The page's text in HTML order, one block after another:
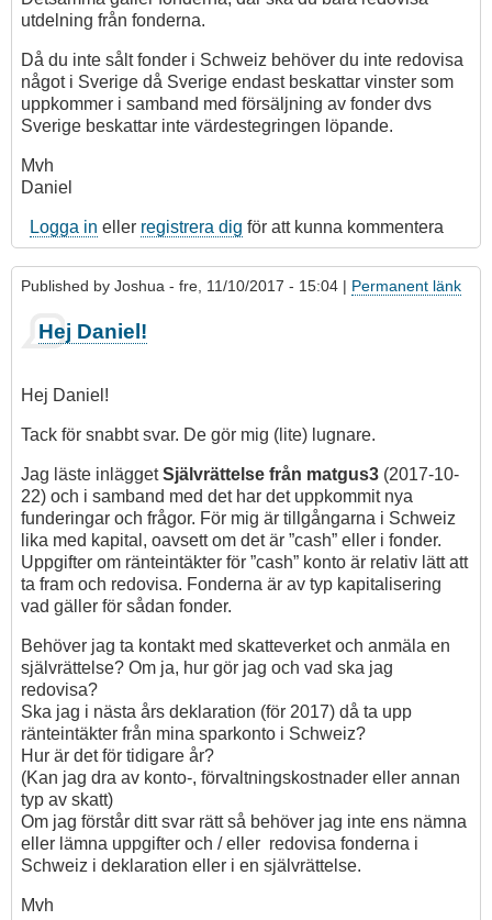
utdelning från fonderna.
Då du inte sålt fonder i Schweiz behöver du inte redovisa
något i Sverige då Sverige endast beskattar vinster som
uppkommer i samband med försäljning av fonder dvs
Sverige beskattar inte värdestegringen löpande.
Mvh
Daniel
Logga in eller registrera dig för att kunna kommentera
Published by Joshua - fre, 11/10/2017 - 15:04 | Permanent länk
Hej Daniel!
Hej Daniel!
Tack för snabbt svar. De gör mig (lite) lugnare.
Jag läste inläggetSjälvrättelse från matgus3 (2017-10-
22) och i samband med det har det uppkommit nya
funderingar och frågor. För mig är tillgångarna i Schweiz
lika med kapital, oavsett om det är ”cash” eller i fonder.
Uppgifter om ränteintäkter för ”cash” konto är relativ lätt att
ta fram och redovisa. Fonderna är av typ kapitalisering
vad gäller för sådan fonder.
Behöver jag ta kontakt med skatteverket och anmäla en
självrättelse? Om ja, hur gör jag och vad ska jag
redovisa?
Ska jag i nästa års deklaration (för 2017) då ta upp
ränteintäkter från mina sparkonto i Schweiz?
Hur är det för tidigare år?
(Kan jag dra av konto-, förvaltningskostnader eller annan
typ av skatt)
Om jag förstår ditt svar rätt så behöver jag inte ens nämna
eller lämna uppgifter och / eller redovisa fonderna i
Schweiz i deklaration eller i en självrättelse.
Mvh